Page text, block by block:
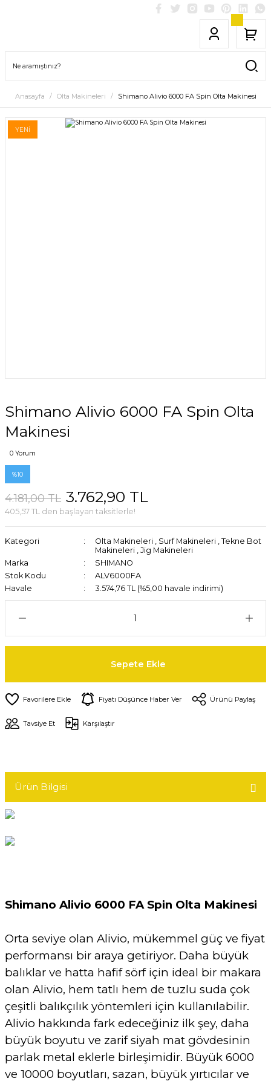
Anasayfa Olta Makineleri Shimano Alivio 6000 FA Spin Olta Makinesi
YENİ
Shimano Alivio 6000 FA Spin Olta
Makinesi
0 Yorum
%10
4.181,00 TL 3.762,90 TL
405,57 TL den başlayan taksitlerle!
Kategori Olta Makineleri , Surf Makineleri , Tekne Bot
Makineleri , Jig Makineleri
Marka
SHIMANO
Stok Kodu
ALV6000FA
Havale
3.574,76 TL (%5,00 havale indirimi)
Sepete Ekle
Fiyatı Düşünce Haber Ver Ürünü Paylaş
Tavsiye Et Karşılaştır
Ürün Bilgisi
Shimano Alivio 6000 FA Spin Olta Makinesi
Orta seviye olan Alivio, mükemmel güç ve fiyat
performansı bir araya getiriyor. Daha büyük
balıklar ve hatta hafif sörf için ideal bir makara
olan Alivio, hem tatlı hem de tuzlu suda çok
çeşitli balıkçılık yöntemleri için kullanılabilir.
Alivio hakkında fark edeceğiniz ilk şey, daha
büyük boyutu ve zarif siyah mat gövdesinin
parlak metal eklerle birleşimidir. Büyük 6000
ve 10000 boyutları, sazan, büyük yırtıcılar ve